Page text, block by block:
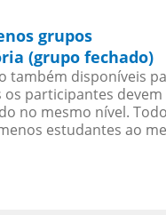
grupos
(grupo fechado)
também disponíveis
participantes
no mesmo nível.
estudantes ao